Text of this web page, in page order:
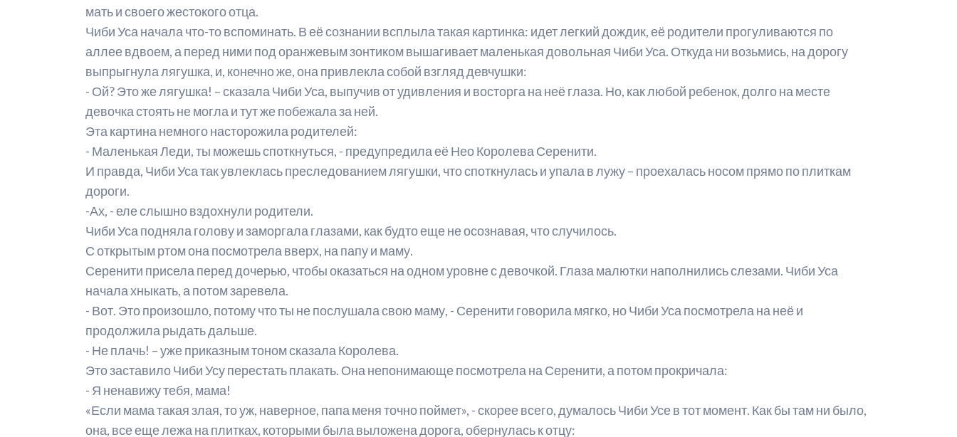
мать и своего жестокого отца.
Чиби Уса начала что-то вспоминать. В её сознании всплыла такая картинка: идет легкий дождик, её родители прогуливаются по
аллее вдвоем, а перед ними под оранжевым зонтиком вышагивает маленькая довольная Чиби Уса. Откуда ни возьмись, на дорогу
выпрыгнула лягушка, и, конечно же, она привлекла собой взгляд девчушки:
- Ой? Это же лягушка! – сказала Чиби Уса, выпучив от удивления и восторга на неё глаза. Но, как любой ребенок, долго на месте
девочка стоять не могла и тут же побежала за ней.
Эта картина немного насторожила родителей:
- Маленькая Леди, ты можешь споткнуться, - предупредила её Нео Королева Серенити.
И правда, Чиби Уса так увлеклась преследованием лягушки, что споткнулась и упала в лужу – проехалась носом прямо по плиткам
дороги.
-Ах, - еле слышно вздохнули родители.
Чиби Уса подняла голову и заморгала глазами, как будто еще не осознавая, что случилось.
С открытым ртом она посмотрела вверх, на папу и маму.
Серенити присела перед дочерью, чтобы оказаться на одном уровне с девочкой. Глаза малютки наполнились слезами. Чиби Уса
начала хныкать, а потом заревела.
- Вот. Это произошло, потому что ты не послушала свою маму, - Серенити говорила мягко, но Чиби Уса посмотрела на неё и
продолжила рыдать дальше.
- Не плачь! – уже приказным тоном сказала Королева.
Это заставило Чиби Усу перестать плакать. Она непонимающе посмотрела на Серенити, а потом прокричала:
- Я ненавижу тебя, мама!
«Если мама такая злая, то уж, наверное, папа меня точно поймет», - скорее всего, думалось Чиби Усе в тот момент. Как бы там ни было,
она, все еще лежа на плитках, которыми была выложена дорога, обернулась к отцу: